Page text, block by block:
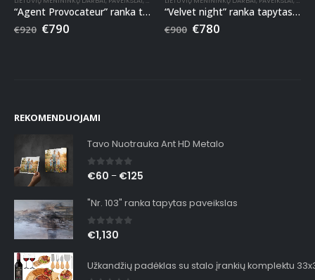
“Agent Provocateur” ranka tapytas paveikslas
€920 €790
“Velvet night” ranka tapytas paveikslas
€900 €780
REKOMENDUOJAMI
Tavo Nuotrauka Ant HD Metalo
0out of 5
€60 – €125
"Nr. 103" ranka tapytas paveikslas
0out of 5
€1,130
Užkandžių padėklas su stalo įrankių komplektu